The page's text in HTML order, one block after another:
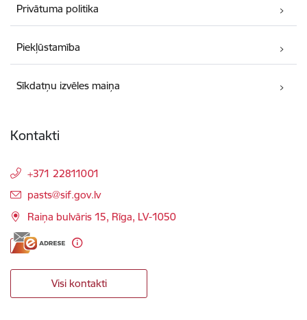
Privātuma politika
Piekļūstamība
Sīkdatņu izvēles maiņa
Kontakti
+371 22811001
E-pasts:
pasts@sif.gov.lv
Raiņa bulvāris 15, Rīga, LV-1050
Visi kontakti